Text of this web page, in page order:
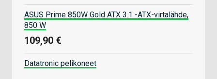
ASUS Prime 850W Gold ATX 3.1 -ATX-virtalähde,
850 W
109,90 €
Datatronic pelikoneet